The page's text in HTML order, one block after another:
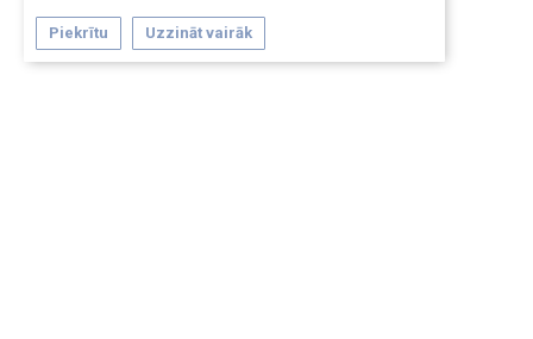
Piekrītu Uzzināt vairāk